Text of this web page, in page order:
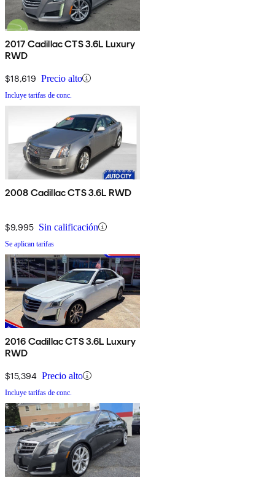
2017 Cadillac CTS 3.6L Luxury
RWD
$18,619 Precio alto
Incluye tarifas de conc.
2008 Cadillac CTS 3.6L RWD
$9,995 Sin calificación
Se aplican tarifas
2016 Cadillac CTS 3.6L Luxury
RWD
$15,394 Precio alto
Incluye tarifas de conc.